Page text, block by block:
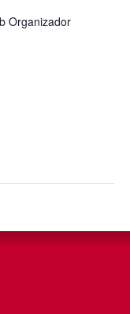
Organizador